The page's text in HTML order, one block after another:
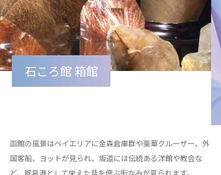
石ころ館 箱館
函館の風景はベイエリアに金森倉庫群や豪華クルーザー、外
国客船、ヨットが見られ、坂道には伝統ある洋館や教会な
ど、貿易港として栄えた昔を偲ぶ街なみが見られます。